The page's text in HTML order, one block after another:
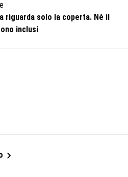
solo la coperta. Né il
inclusi.